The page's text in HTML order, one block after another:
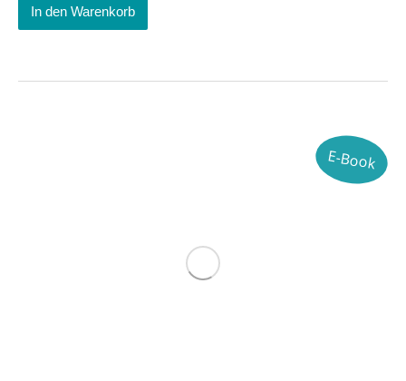
In den Warenkorb
E-Book